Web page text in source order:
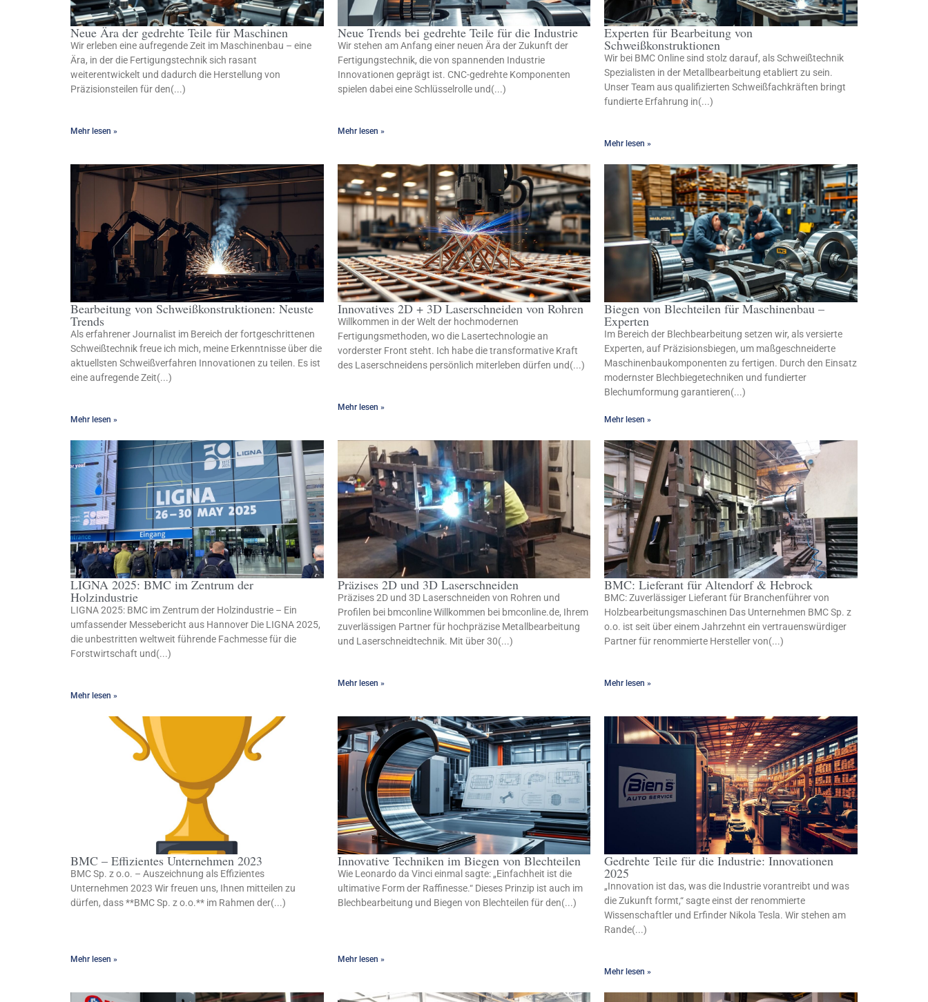
Neue Ära der gedrehte Teile für Maschinen
Wir erleben eine aufregende Zeit im Maschinenbau – eine
Ära, in der die Fertigungstechnik sich rasant
weiterentwickelt und dadurch die Herstellung von
Präzisionsteilen für den(...)
Mehr lesen »
Neue Trends bei gedrehte Teile für die Industrie
Wir stehen am Anfang einer neuen Ära der Zukunft der
Fertigungstechnik, die von spannenden Industrie
Innovationen geprägt ist. CNC-gedrehte Komponenten
spielen dabei eine Schlüsselrolle und(...)
Mehr lesen »
Experten für Bearbeitung von
Schweißkonstruktionen
Wir bei BMC Online sind stolz darauf, als Schweißtechnik
Spezialisten in der Metallbearbeitung etabliert zu sein.
Unser Team aus qualifizierten Schweißfachkräften bringt
fundierte Erfahrung in(...)
Mehr lesen »
Bearbeitung von Schweißkonstruktionen: Neuste
Trends
Als erfahrener Journalist im Bereich der fortgeschrittenen
Schweißtechnik freue ich mich, meine Erkenntnisse über die
aktuellsten Schweißverfahren Innovationen zu teilen. Es ist
eine aufregende Zeit(...)
Mehr lesen »
Innovatives 2D + 3D Laserschneiden von Rohren
Willkommen in der Welt der hochmodernen
Fertigungsmethoden, wo die Lasertechnologie an
vorderster Front steht. Ich habe die transformative Kraft
des Laserschneidens persönlich miterleben dürfen und(...)
Mehr lesen »
Biegen von Blechteilen für Maschinenbau –
Experten
Im Bereich der Blechbearbeitung setzen wir, als versierte
Experten, auf Präzisionsbiegen, um maßgeschneiderte
Maschinenbaukomponenten zu fertigen. Durch den Einsatz
modernster Blechbiegetechniken und fundierter
Blechumformung garantieren(...)
Mehr lesen »
LIGNA 2025: BMC im Zentrum der
Holzindustrie
LIGNA 2025: BMC im Zentrum der Holzindustrie – Ein
umfassender Messebericht aus Hannover Die LIGNA 2025,
die unbestritten weltweit führende Fachmesse für die
Forstwirtschaft und(...)
Mehr lesen »
Präzises 2D und 3D Laserschneiden
Präzises 2D und 3D Laserschneiden von Rohren und
Profilen bei bmconline Willkommen bei bmconline.de, Ihrem
zuverlässigen Partner für hochpräzise Metallbearbeitung
und Laserschneidtechnik. Mit über 30(...)
Mehr lesen »
BMC: Lieferant für Altendorf & Hebrock
BMC: Zuverlässiger Lieferant für Branchenführer von
Holzbearbeitungsmaschinen Das Unternehmen BMC Sp. z
o.o. ist seit über einem Jahrzehnt ein vertrauenswürdiger
Partner für renommierte Hersteller von(...)
Mehr lesen »
BMC – Effizientes Unternehmen 2023
BMC Sp. z o.o. – Auszeichnung als Effizientes
Unternehmen 2023 Wir freuen uns, Ihnen mitteilen zu
dürfen, dass **BMC Sp. z o.o.** im Rahmen der(...)
Mehr lesen »
Innovative Techniken im Biegen von Blechteilen
Wie Leonardo da Vinci einmal sagte: „Einfachheit ist die
ultimative Form der Raffinesse.“ Dieses Prinzip ist auch im
Blechbearbeitung und Biegen von Blechteilen für den(...)
Mehr lesen »
Gedrehte Teile für die Industrie: Innovationen
2025
„Innovation ist das, was die Industrie vorantreibt und was
die Zukunft formt,“ sagte einst der renommierte
Wissenschaftler und Erfinder Nikola Tesla. Wir stehen am
Rande(...)
Mehr lesen »